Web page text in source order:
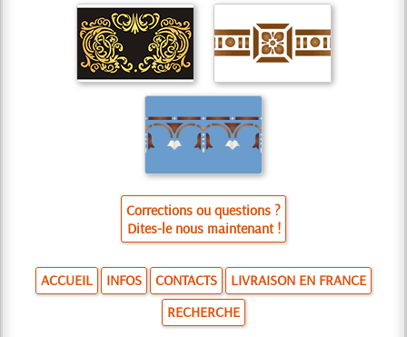
Corrections ou questions ?
Dites-le nous maintenant !
ACCUEIL INFOS CONTACTS
LIVRAISON EN FRANCE
RECHERCHE